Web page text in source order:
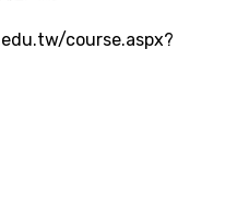
course.aspx?